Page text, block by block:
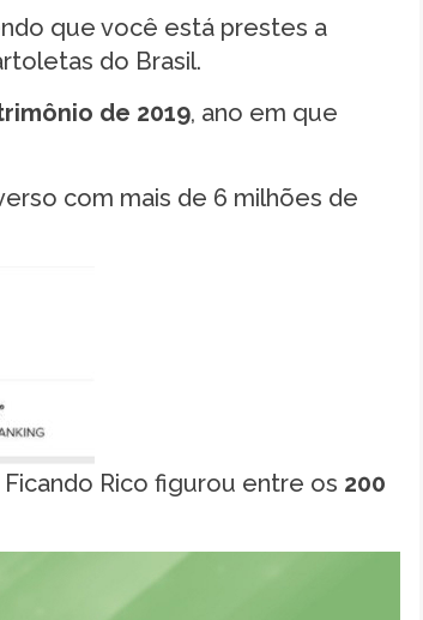
que você está prestes a
do Brasil.
de 2019, ano em que
com mais de 6 milhões de
Rico figurou entre os 200